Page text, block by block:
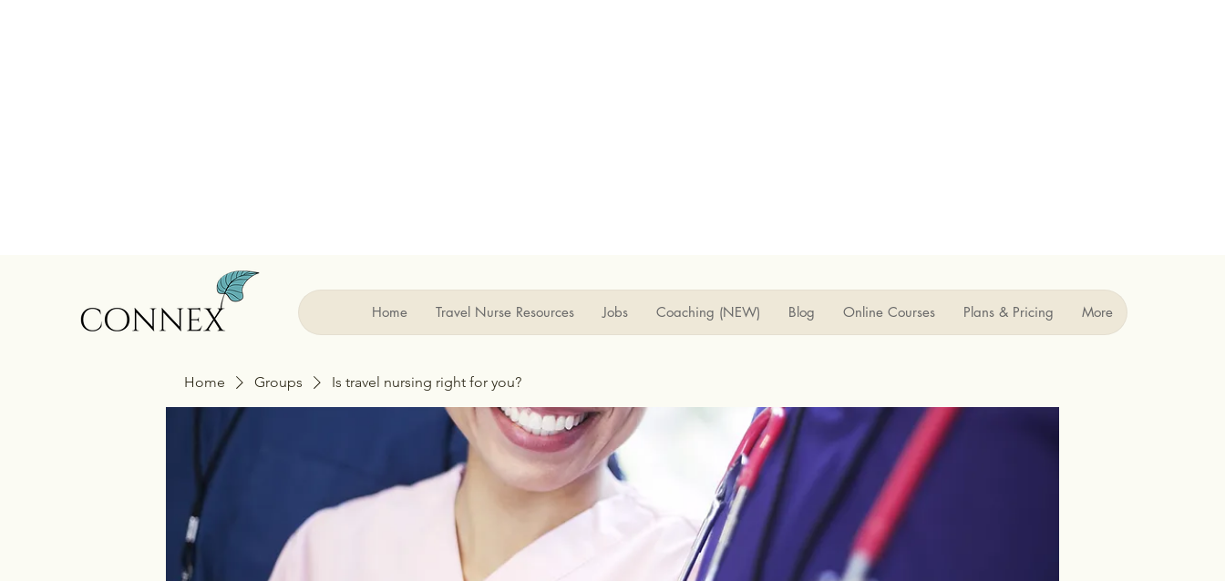
Home Travel Nurse Resources Jobs Coaching (NEW) Blog Online Courses Plans & Pricing More
Home Groups Is travel nursing right for you?